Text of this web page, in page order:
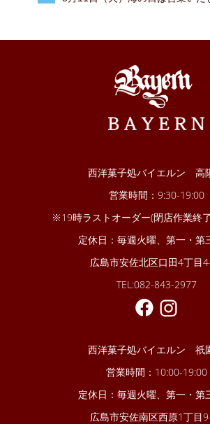
西洋菓子処バイエルン 高
営業時間：9:30-19:00
※19時ラストオーダー(閉店作業終了
定休日：毎週火曜、第一・第
広島市安佐北区口田4丁目
TEL:082-843-2977
西洋菓子処バイエルン 祇
営業時間：10:00-19:00
定休日：毎週火曜、第一・第
広島市安佐南区西原1丁目